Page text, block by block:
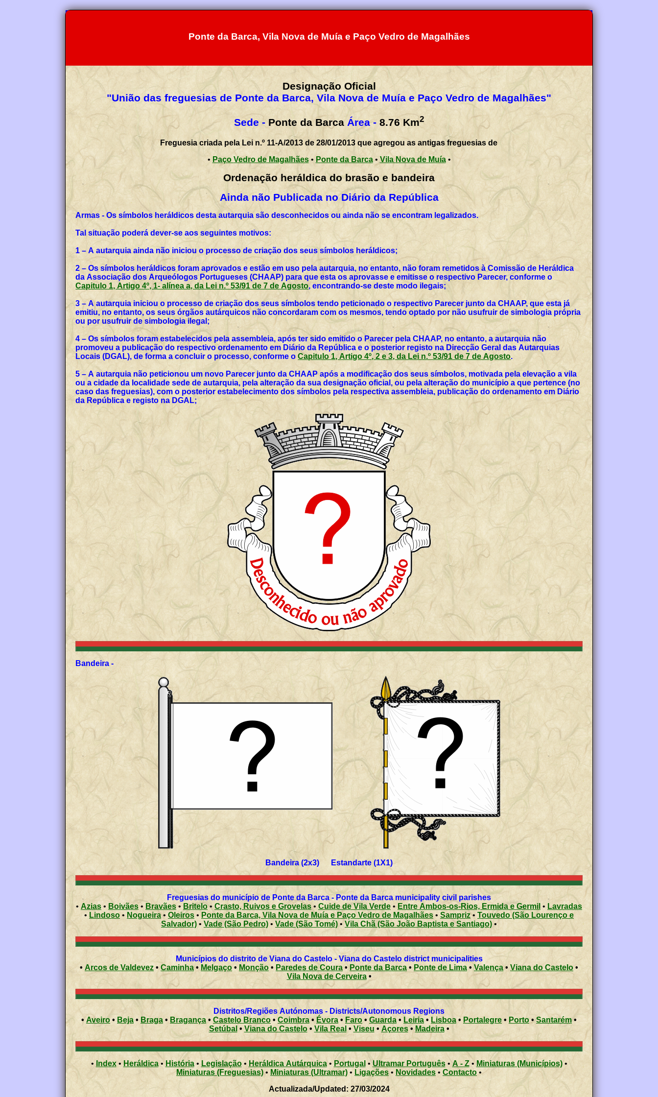
Ponte da Barca, Vila Nova de Muía e Paço Vedro de Magalhães
Designação Oficial
"União das freguesias de Ponte da Barca, Vila Nova de Muía e Paço Vedro de Magalhães"
Sede - Ponte da Barca Área - 8.76 Km2
Freguesia criada pela Lei n.º 11-A/2013 de 28/01/2013 que agregou as antigas freguesias de
•
Paço Vedro de Magalhães• Ponte da Barca• Vila Nova de Muía•
Ordenação heráldica do brasão e bandeira
Ainda não Publicada no Diário da República
Armas - Os símbolos heráldicos desta autarquia são desconhecidos ou ainda não se encontram legalizados.
Tal situação poderá dever-se aos seguintes motivos:
1 – A autarquia ainda não iniciou o processo de criação dos seus símbolos heráldicos;
2 – Os símbolos heráldicos foram aprovados e estão em uso pela autarquia, no entanto, não foram remetidos à Comissão de Heráldica
da Associação dos Arqueólogos Portugueses (CHAAP) para que esta os aprovasse e emitisse o respectivo Parecer, conforme o
Capitulo 1, Artigo 4º, 1- alínea a, da Lei n.º 53/91 de 7 de Agosto, encontrando-se deste modo ilegais;
3 – A autarquia iniciou o processo de criação dos seus símbolos tendo peticionado o respectivo Parecer junto da CHAAP, que esta já
emitiu, no entanto, os seus órgãos autárquicos não concordaram com os mesmos, tendo optado por não usufruir de simbologia própria
ou por usufruir de simbologia ilegal;
4 – Os símbolos foram estabelecidos pela assembleia, após ter sido emitido o Parecer pela CHAAP, no entanto, a autarquia não
promoveu a publicação do respectivo ordenamento em Diário da República e o posterior registo na Direcção Geral das Autarquias
Locais (DGAL), de forma a concluir o processo, conforme oCapitulo 1, Artigo 4º, 2 e 3, da Lei n.º 53/91 de 7 de Agosto.
5 – A autarquia não peticionou um novo Parecer junto da CHAAP após a modificação dos seus símbolos, motivada pela elevação a vila
ou a cidade da localidade sede de autarquia, pela alteração da sua designação oficial, ou pela alteração do município a que pertence (no
caso das freguesias), com o posterior estabelecimento dos símbolos pela respectiva assembleia, publicação do ordenamento em Diário
da República e registo na DGAL;
Bandeira -
Bandeira (2x3) Estandarte (1X1)
Freguesias do município de Ponte da Barca - Ponte da Barca municipality civil parishes
• Azias • Boivães • Bravães•Britelo •Crasto, Ruivos e Grovelas• Cuide de Vila Verde • Entre Ambos-os-Rios, Ermida e Germil • Lavradas
• Lindoso • Nogueira• Oleiros • Ponte da Barca, Vila Nova de Muía e Paço Vedro de Magalhães • Sampriz• Touvedo (São Lourenço e
Salvador) • Vade (São Pedro) •Vade (São Tomé) • Vila Chã (São João Baptista e Santiago) •
Municípios do distrito de Viana do Castelo - Viana do Castelo district municipalities
• Arcos de Valdevez • Caminha • Melgaço• Monção • Paredes de Coura• Ponte da Barca • Ponte de Lima • Valença • Viana do Castelo•
Vila Nova de Cerveira•
Distritos/Regiões Autónomas - Districts/Autonomous Regions
•Aveiro• Beja • Braga • Bragança • Castelo Branco • Coimbra • Évora • Faro • Guarda • Leiria • Lisboa • Portalegre • Porto•Santarém•
Setúbal • Viana do Castelo• Vila Real • Viseu • Açores • Madeira •
• Index• Heráldica• História • Legislação • Heráldica Autárquica• Portugal • Ultramar Português• A - Z• Miniaturas (Municípios)•
Miniaturas (Freguesias)• Miniaturas (Ultramar) • Ligações • Novidades • Contacto •
Actualizada/Updated: 27/03/2024